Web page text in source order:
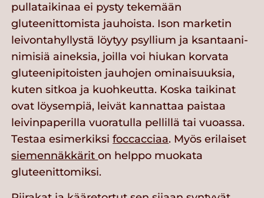
pullataikinaa ei pysty tekemään
gluteenittomista jauhoista. Ison marketin
leivontahyllystä löytyy psyllium ja ksantaani-
nimisiä aineksia, joilla voi hiukan korvata
gluteenipitoisten jauhojen ominaisuuksia,
kuten sitkoa ja kuohkeutta. Koska taikinat
ovat löysempiä, leivät kannattaa paistaa
leivinpaperilla vuoratulla pellillä tai vuoassa.
Testaa esimerkiksifoccacciaa. Myös erilaiset
siemennäkkäriton helppo muokata
gluteenittomiksi.